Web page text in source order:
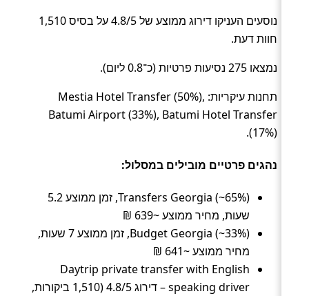
נוסעים העניקו דירוג ממוצע של 4.8/5 על בסיס 1,510
חוות דעת.
נמצאו 275 נסיעות פרטיות (כ־0.8 ליום).
תחנות עיקריות: Mestia Hotel Transfer (50%),
Batumi Airport (33%), Batumi Hotel Transfer
(17%).
נהגים פרטיים מובילים במסלול:
Transfers Georgia (~65%), זמן ממוצע 5.2
שעות, מחיר ממוצע ~639 ₪
Budget Georgia (~33%), זמן ממוצע 7 שעות,
מחיר ממוצע ~641 ₪
Daytrip private transfer with English
speaking driver – דירוג 4.8/5 (1,510 ביקורות,